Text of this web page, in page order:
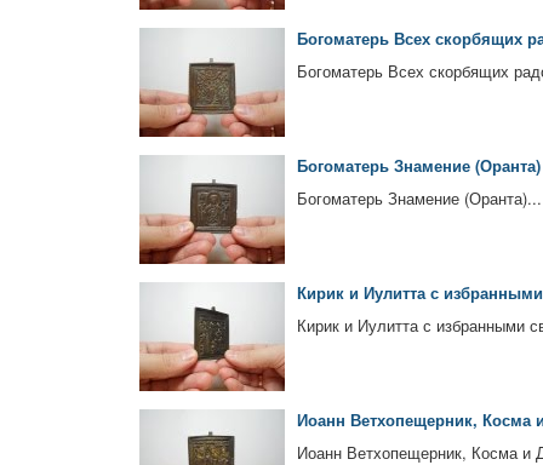
Богоматерь Всех скорбящих
Богоматерь Всех скорбящих
Богоматерь Знамение (Оранта)
Богоматерь Знамение (Оранта)...
Кирик и Иулитта с
Кирик и Иулитта с избранными
Иоанн Ветхопещерник, Косма
Иоанн Ветхопещерник, Косма и